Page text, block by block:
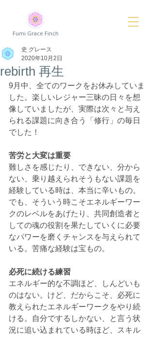
Fumi Grace Finch
rebirth 再生
史 グレース
2020年10月2日
9月中、全てのワークをお休みしていま
した。楽しいレジャー三昧の日々を想
像していましたが、実際は次々と与え
られる課題に向き合う「修行」の毎日
でした！
苦労と大変は重要
難しさを感じたり、できない、分から
ない、乗り越えられそうもない課題を
経験している時は、本当に辛いもの。
でも、そういう時こそエネルギーワー
クのレベルをあげたり、共同創造者と
しての魂の役割を果たしていくに必要
なパワーを磨くチャンスを与えられて
いる。苦痛な経験は宝もの。
必死に続ける練習
エネルギー的な不調ほど、しんどいも
のはない。けど、だからこそ、必死に
教えられたエネルギーワークをやり続
ける。自分でするしかない、と言う状
況に追い込まれている時ほど、スキル